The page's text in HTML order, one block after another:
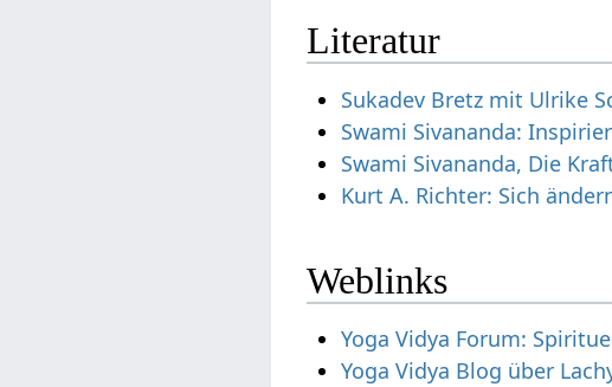
Literatur
Sukadev Bretz mit Ulrike
Swami Sivananda:
Swami Sivananda, Die
Kurt A. Richter: Sich
Weblinks
Yoga Vidya Forum:
Yoga Vidya Blog über